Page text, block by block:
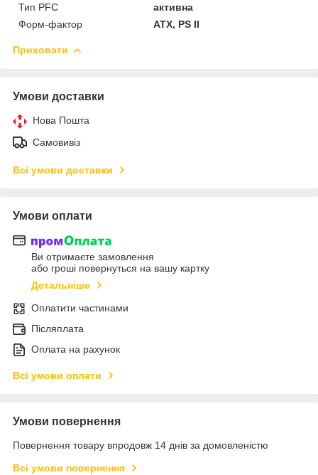
Тип PFC
активна
Форм-фактор
ATX, PS II
Приховати
Умови доставки
Нова Пошта
Самовивіз
Всі умови доставки
Умови оплати
Ви отримаєте замовлення
або гроші повернуться на вашу картку
Детальніше
Оплатити частинами
Післяплата
Оплата на рахунок
Всі умови оплати
Умови повернення
Повернення товару впродовж 14 днів за домовленістю
Всі умови повернення